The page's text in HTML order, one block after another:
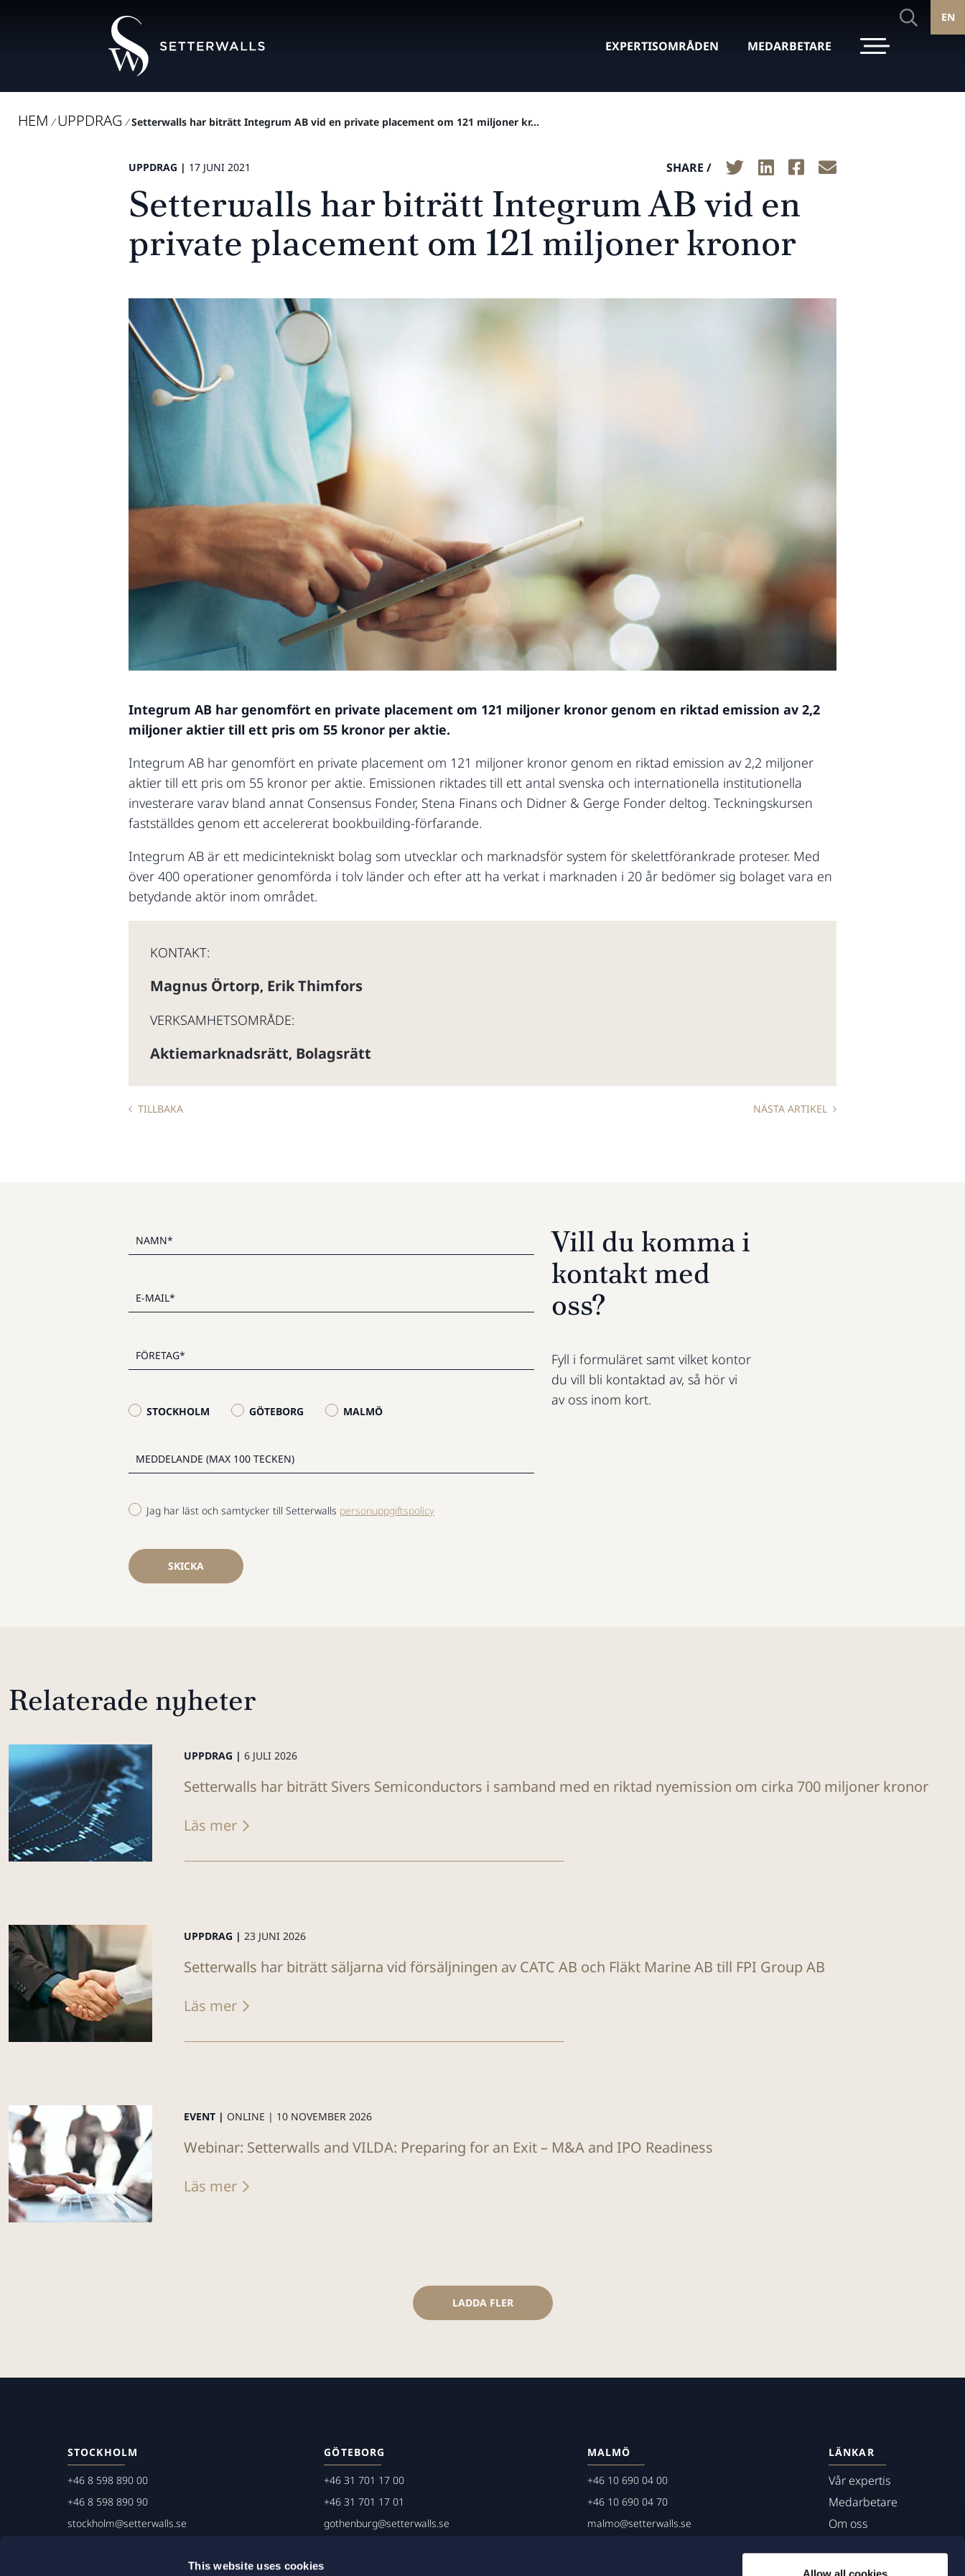
This website uses cookies
EXPERTISOMRÅDEN MEDARBETARE
EN
HEM / UPPDRAG / Setterwalls har biträtt Integrum AB vid en private placement om 121 miljoner kr...
UPPDRAG | 17 JUNI 2021 SHARE /
Setterwalls har biträtt Integrum AB vid en
private placement om 121 miljoner kronor
Integrum AB har genomfört en private placement om 121 miljoner kronor genom en riktad emission av 2,2
miljoner aktier till ett pris om 55 kronor per aktie.
Integrum AB har genomfört en private placement om 121 miljoner kronor genom en riktad emission av 2,2 miljoner
aktier till ett pris om 55 kronor per aktie. Emissionen riktades till ett antal svenska och internationella institutionella
investerare varav bland annat Consensus Fonder, Stena Finans och Didner & Gerge Fonder deltog. Teckningskursen
fastställdes genom ett accelererat bookbuilding-förfarande.
Integrum AB är ett medicintekniskt bolag som utvecklar och marknadsför system för skelettförankrade proteser. Med
över 400 operationer genomförda i tolv länder och efter att ha verkat i marknaden i 20 år bedömer sig bolaget vara en
betydande aktör inom området.
KONTAKT:
Magnus Örtorp, Erik Thimfors
VERKSAMHETSOMRÅDE:
Aktiemarknadsrätt, Bolagsrätt
TILLBAKA NÄSTA ARTIKEL
STOCKHOLM GÖTEBORG MALMÖ
Jag har läst och samtycker till Setterwalls personuppgiftspolicy
SKICKA
Vill du komma i
kontakt med
oss?
Fyll i formuläret samt vilket kontor
du vill bli kontaktad av, så hör vi
av oss inom kort.
Relaterade nyheter
UPPDRAG | 6 JULI 2026
Setterwalls har biträtt Sivers Semiconductors i samband med en riktad nyemission om cirka 700 miljoner kronor
Läs mer
UPPDRAG | 23 JUNI 2026
Setterwalls har biträtt säljarna vid försäljningen av CATC AB och Fläkt Marine AB till FPI Group AB
Läs mer
EVENT | ONLINE | 10 NOVEMBER 2026
Webinar: Setterwalls and VILDA: Preparing for an Exit – M&A and IPO Readiness
Läs mer
LADDA FLER
STOCKHOLM
+46 8 598 890 00
+46 8 598 890 90
stockholm@setterwalls.se
GÖTEBORG
+46 31 701 17 00
+46 31 701 17 01
gothenburg@setterwalls.se
MALMÖ
+46 10 690 04 00
+46 10 690 04 70
malmo@setterwalls.se
LÄNKAR
Vår expertis
Medarbetare
Om oss